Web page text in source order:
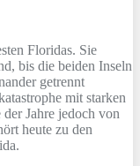
Floridas. Sie
bis die beiden Inseln
getrennt
mit starken
Jahre jedoch von
heute zu den